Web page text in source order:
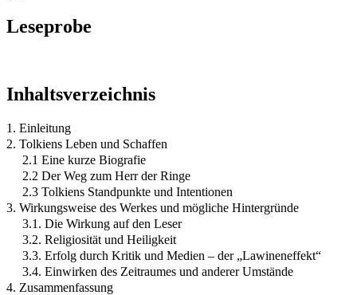
Leseprobe
Inhaltsverzeichnis
1. Einleitung
2. Tolkiens Leben und Schaffen
2.1 Eine kurze Biografie
2.2 Der Weg zum Herr der Ringe
2.3 Tolkiens Standpunkte und Intentionen
3. Wirkungsweise des Werkes und mögliche Hintergründe
3.1. Die Wirkung auf den Leser
3.2. Religiosität und Heiligkeit
3.3. Erfolg durch Kritik und Medien – der „Lawineneffekt“
3.4. Einwirken des Zeitraumes und anderer Umstände
4. Zusammenfassung